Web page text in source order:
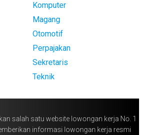
Komputer
Magang
Otomotif
Perpajakan
Sekretaris
Teknik
salah satu website lowongan kerja No. 1
informasi lowongan kerja resmi